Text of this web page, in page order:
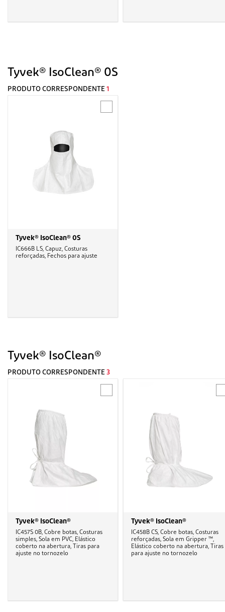
Tyvek® IsoClean® 0S
PRODUTO CORRESPONDENTE 1
Tyvek® IsoClean® 0S
IC666B LS, Capuz, Costuras
reforçadas, Fechos para ajuste
Tyvek® IsoClean®
PRODUTO CORRESPONDENTE 3
Tyvek® IsoClean®
IC457S 0B, Cobre botas, Costuras
simples, Sola em PVC, Elástico
coberto na abertura, Tiras para
ajuste no tornozelo
Tyvek® IsoClean®
IC458B CS, Cobre botas, Costuras
reforçadas, Sola em Gripper ™,
Elástico coberto na abertura, Tiras
para ajuste no tornozelo